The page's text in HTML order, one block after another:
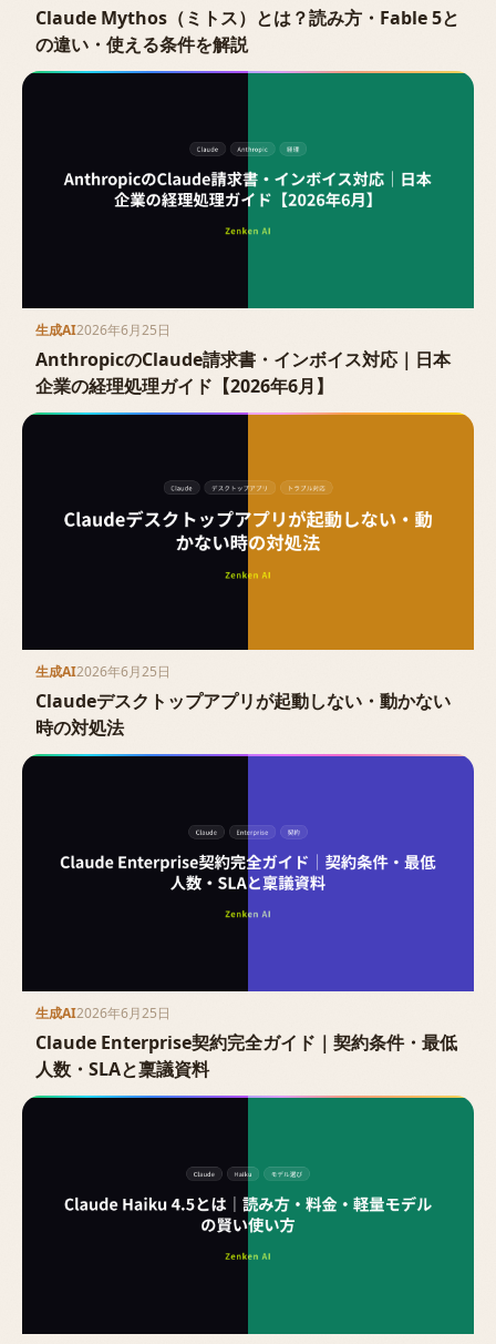
Claude Mythos（ミトス）とは？読み方・Fable 5と
の違い・使える条件を解説
生成AI2026年6月25日
AnthropicのClaude請求書・インボイス対応｜日本
企業の経理処理ガイド【2026年6月】
生成AI2026年6月25日
Claudeデスクトップアプリが起動しない・動かない
時の対処法
生成AI2026年6月25日
Claude Enterprise契約完全ガイド｜契約条件・最低
人数・SLAと稟議資料